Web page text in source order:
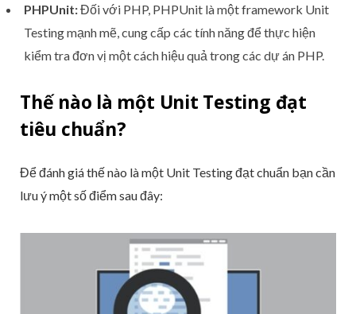
PHPUnit:Đối với PHP, PHPUnit là một framework Unit
Testing mạnh mẽ, cung cấp các tính năng để thực hiện
kiểm tra đơn vị một cách hiệu quả trong các dự án PHP.
Thế nào là một Unit Testing đạt
tiêu chuẩn?
Để đánh giá thế nào là một Unit Testing đạt chuẩn bạn cần
lưu ý một số điểm sau đây: